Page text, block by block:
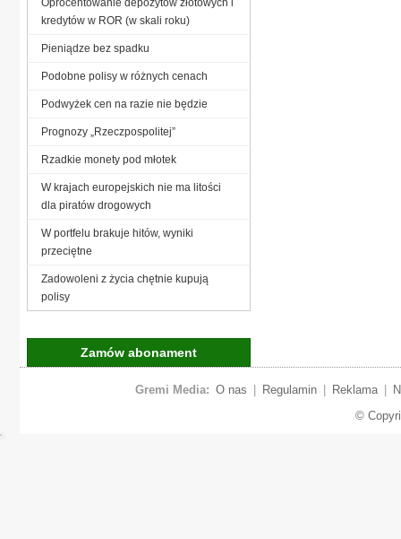
kredytów w ROR (w skali roku)
Pieniądze bez spadku
Podobne polisy w różnych cenach
Podwyżek cen na razie nie będzie
Prognozy „Rzeczpospolitej”
Rzadkie monety pod młotek
W krajach europejskich nie ma litości
dla piratów drogowych
W portfelu brakuje hitów, wyniki
przeciętne
Zadowoleni z życia chętnie kupują
polisy
Zamów abonament
Gremi Media: O nas Regulamin Reklama
©